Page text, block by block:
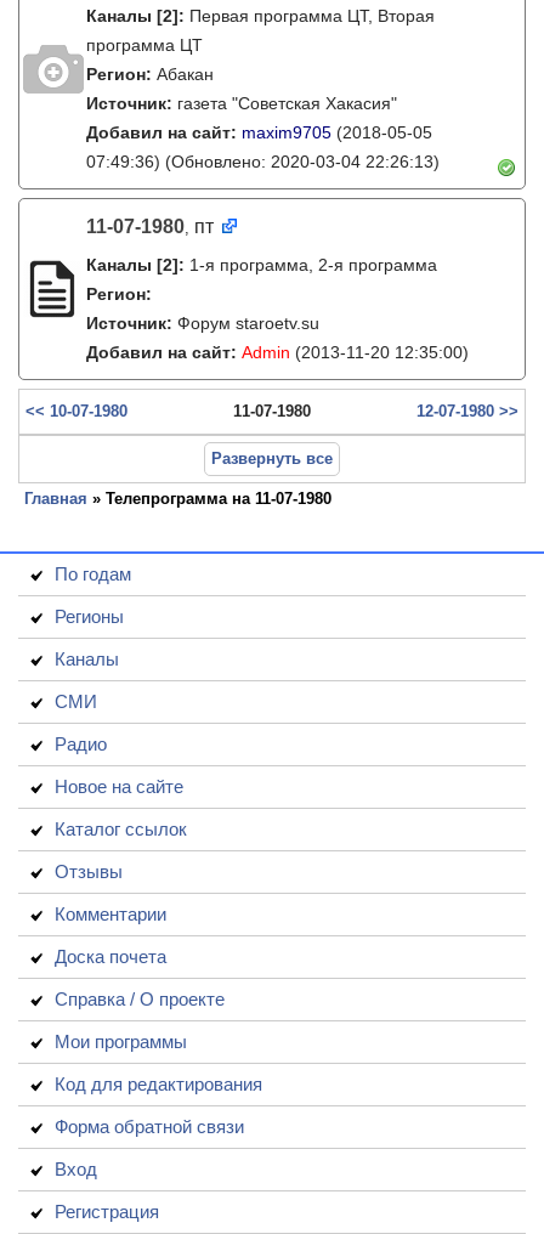
Каналы [2]: Первая программа ЦТ, Вторая
программа ЦТ
Регион: Абакан
Источник: газета "Советская Хакасия"
Добавил на сайт: maxim9705 (2018-05-05
07:49:36) (Обновлено: 2020-03-04 22:26:13)
11-07-1980, пт
Каналы [2]: 1-я программа, 2-я программа
Регион:
Источник: Форум staroetv.su
Добавил на сайт: Admin (2013-11-20 12:35:00)
<< 10-07-1980 11-07-1980 12-07-1980 >>
Развернуть все
Главная » Телепрограмма на 11-07-1980
По годам
Регионы
Каналы
СМИ
Радио
Новое на сайте
Каталог ссылок
Отзывы
Комментарии
Доска почета
Справка / О проекте
Мои программы
Код для редактирования
Форма обратной связи
Вход
Регистрация